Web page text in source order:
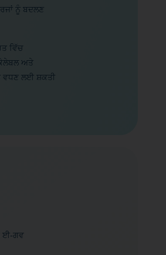
ਨੂੰ ਬਦਲਣ
ਵਿੱਚ
ਅਤੇ
ਵਧਣ ਲਈ ਸ਼ਕਤੀ
ਈ-ਗਵ